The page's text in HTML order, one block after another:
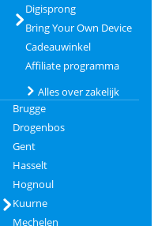
Digisprong
Bring Your Own Device
Cadeauwinkel
Affiliate programma
Alles over zakelijk
Brugge
Drogenbos
Gent
Hasselt
Hognoul
Kuurne
Mechelen